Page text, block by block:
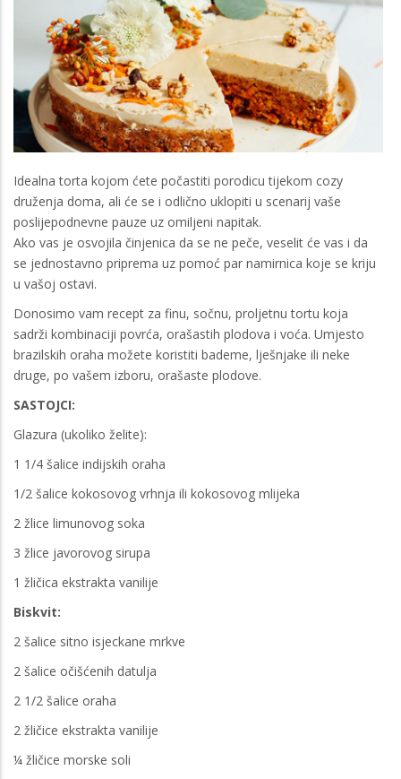
Idealna torta kojom ćete počastiti porodicu tijekom cozy
druženja doma, ali će se i odlično uklopiti u scenarij vaše
poslijepodnevne pauze uz omiljeni napitak.
Ako vas je osvojila činjenica da se ne peče, veselit će vas i da
se jednostavno priprema uz pomoć par namirnica koje se kriju
u vašoj ostavi.
Donosimo vam recept za finu, sočnu, proljetnu tortu koja
sadrži kombinaciji povrća, orašastih plodova i voća. Umjesto
brazilskih oraha možete koristiti bademe, lješnjake ili neke
druge, po vašem izboru, orašaste plodove.
SASTOJCI:
Glazura (ukoliko želite):
1 1/4 šalice indijskih oraha
1/2 šalice kokosovog vrhnja ili kokosovog mlijeka
2 žlice limunovog soka
3 žlice javorovog sirupa
1 žličica ekstrakta vanilije
Biskvit:
2 šalice sitno isjeckane mrkve
2 šalice očišćenih datulja
2 1/2 šalice oraha
2 žličice ekstrakta vanilije
¼ žličice morske soli